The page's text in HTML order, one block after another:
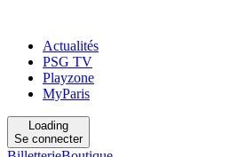
Actualités
PSG TV
Playzone
MyParis
Loading
Se connecter